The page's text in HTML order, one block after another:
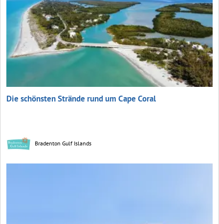
Die schönsten Strände rund um Cape Coral
Bradenton Gulf Islands